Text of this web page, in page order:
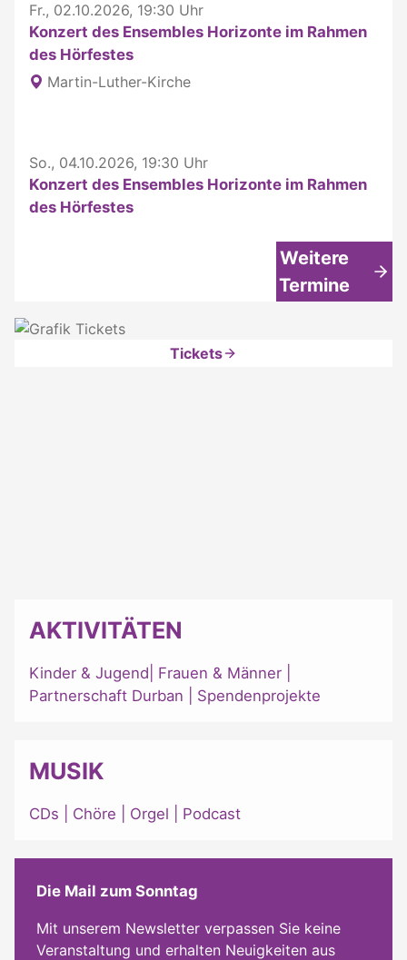
Fr., 02.10.2026, 19:30 Uhr
Konzert des Ensembles Horizonte im Rahmen
des Hörfestes
Martin-Luther-Kirche
So., 04.10.2026, 19:30 Uhr
Konzert des Ensembles Horizonte im Rahmen
des Hörfestes
Weitere
Termine
Tickets
AKTIVITÄTEN
Kinder & Jugend Frauen & Männer
Partnerschaft Durban
Spendenprojekte
MUSIK
CDs Chöre Orgel Podcast
Die Mail zum Sonntag
Mit unserem Newsletter verpassen Sie keine
Veranstaltung und erhalten Neuigkeiten aus